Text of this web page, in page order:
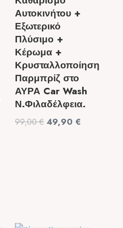
Αυτοκινήτου +
Εξωτερικό
Πλύσιμο +
Κέρωμα +
Κρυσταλλοποίηση
Παρμπρίζ στο
ΑΥΡΑ Car Wash
Ν.Φιλαδέλφεια.
99,00€ Original
49,90 €